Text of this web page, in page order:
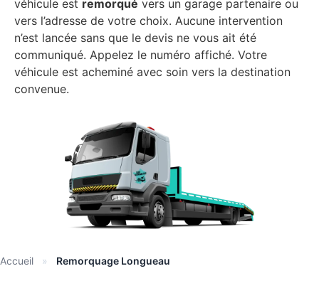
véhicule est remorqué vers un garage partenaire ou
vers l’adresse de votre choix. Aucune intervention
n’est lancée sans que le devis ne vous ait été
communiqué. Appelez le numéro affiché. Votre
véhicule est acheminé avec soin vers la destination
convenue.
Accueil » Remorquage Longueau